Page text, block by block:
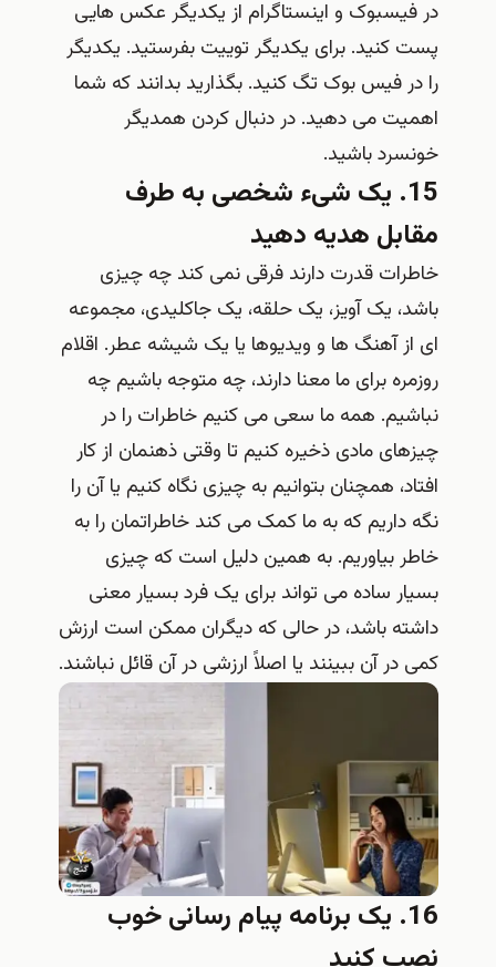
در فیسبوک و اینستاگرام از یکدیگر عکس هایی
پست کنید. برای یکدیگر توییت بفرستید. یکدیگر
را در فیس بوک تگ کنید. بگذارید بدانند که شما
اهمیت می دهید. در دنبال کردن همدیگر
خونسرد باشید.
15. یک شیء شخصی به طرف
مقابل هدیه دهید
خاطرات قدرت دارند فرقی نمی کند چه چیزی
باشد، یک آویز، یک حلقه، یک جاکلیدی، مجموعه
ای از آهنگ ها و ویدیوها یا یک شیشه عطر. اقلام
روزمره برای ما معنا دارند، چه متوجه باشیم چه
نباشیم. همه ما سعی می کنیم خاطرات را در
چیزهای مادی ذخیره کنیم تا وقتی ذهنمان از کار
افتاد، همچنان بتوانیم به چیزی نگاه کنیم یا آن را
نگه داریم که به ما کمک می کند خاطراتمان را به
خاطر بیاوریم. به همین دلیل است که چیزی
بسیار ساده می تواند برای یک فرد بسیار معنی
داشته باشد، در حالی که دیگران ممکن است ارزش
کمی در آن ببینند یا اصلاً ارزشی در آن قائل نباشند.
16. یک برنامه پیام رسانی خوب